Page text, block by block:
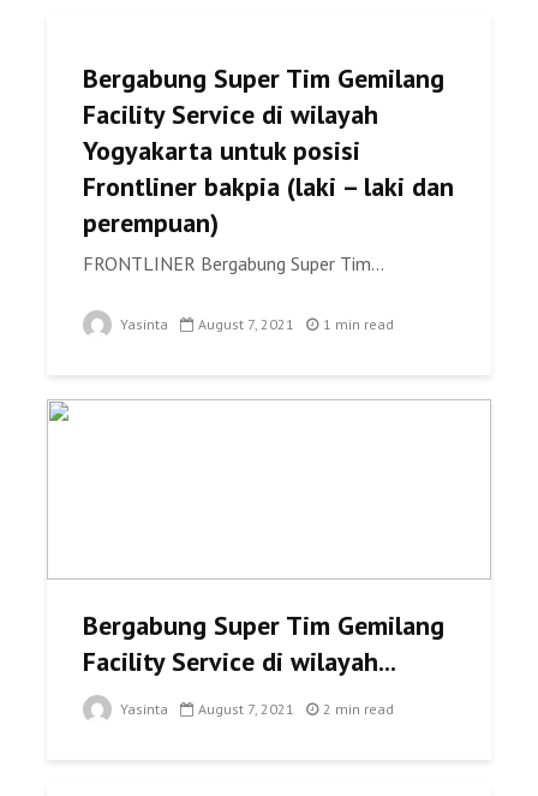
Bergabung Super Tim Gemilang
Facility Service di wilayah
Yogyakarta untuk posisi
Frontliner bakpia (laki – laki dan
perempuan)
FRONTLINER Bergabung Super Tim...
Yasinta August 7, 2021 1 min read
Bergabung Super Tim Gemilang
Facility Service di wilayah...
Yasinta August 7, 2021 2 min read